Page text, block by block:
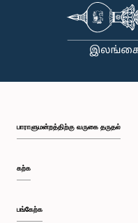
பாராளுமன்றத்திற்கு வருகை தருதல்
கற்க
பங்கேற்க